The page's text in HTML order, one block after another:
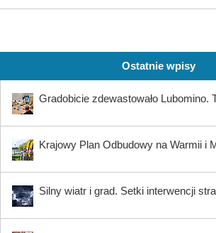
Ostatnie wpisy
Gradobicie zdewastowało Lubomino.
Krajowy Plan Odbudowy na Warmii i
Silny wiatr i grad. Setki interwencji